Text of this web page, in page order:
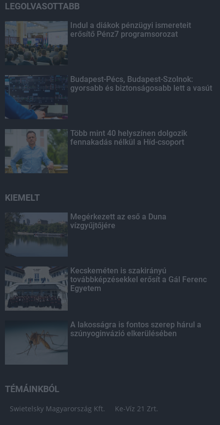
LEGOLVASOTTABB
Indul a diákok pénzügyi ismereteit
erősítő Pénz7 programsorozat
Budapest-Pécs, Budapest-Szolnok:
gyorsabb és biztonságosabb lett a vasút
Több mint 40 helyszínen dolgozik
fennakadás nélkül a Híd-csoport
KIEMELT
Megérkezett az eső a Duna
vízgyűjtőjére
Kecskeméten is szakirányú
továbbképzésekkel erősít a Gál Ferenc
Egyetem
A lakosságra is fontos szerep hárul a
szúnyoginvázió elkerülésében
TÉMÁINKBÓL
Swietelsky Magyarország Kft. Ke-Víz 21 Zrt.